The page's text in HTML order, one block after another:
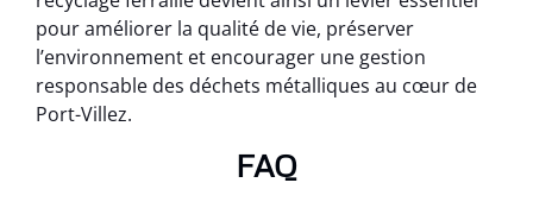
pour améliorer la qualité de vie, préserver
l’environnement et encourager une gestion
responsable des déchets métalliques au cœur de
Port-Villez.
FAQ